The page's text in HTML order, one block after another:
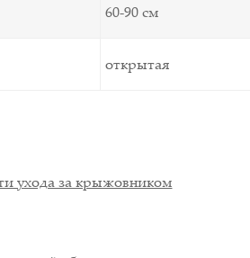
60-90 см
открытая
ухода за крыжовником